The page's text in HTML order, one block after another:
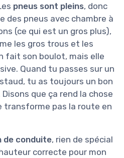
pneus sont pleins, donc
des pneus avec chambre à
(ce qui est un gros plus),
les gros trous et les
fait son boulot, mais elle
Quand tu passes sur un
tu as toujours un bon
que ça rend la chose
transforme pas la route en
de conduite, rien de spécial
correcte pour mon